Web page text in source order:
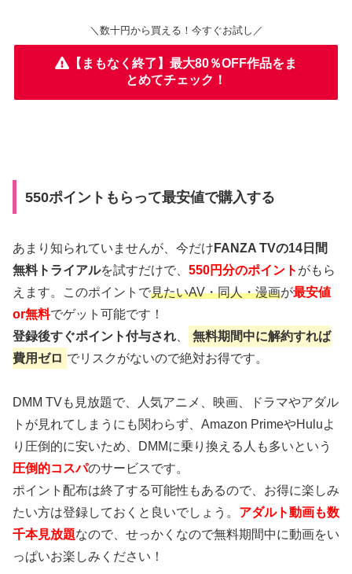
＼数十円から買える！今すぐお試し／
【まもなく終了】最大80％OFF作品をま
とめてチェック！
550ポイントもらって最安値で購入する
あまり知られていませんが、今だけ FANZA TVの14日間
無料トライアルを試すだけで、 550円分のポイント がもら
えます。このポイントで見たいAV・同人・漫画が最安値
or無料でゲット可能です！
登録後すぐポイント付与され
無料期間中に解約すれば
費用ゼロ でリスクがないので絶対お得です。
DMM TVも見放題で、人気アニメ、映画、ドラマやアダル
トが見れてしまうにも関わらず、Amazon PrimeやHuluよ
り圧倒的に安いため、DMMに乗り換える人も多いという
圧倒的コスパのサービスです。
ポイント配布は終了する可能性もあるので、お得に楽しみ
たい方は登録しておくと良いでしょう。 アダルト動画も数
千本見放題なので、せっかくなので無料期間中に動画をい
っぱいお楽しみください！